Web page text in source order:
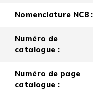
Nomenclature NC8 :
Numéro de
catalogue :
Numéro de page
catalogue :